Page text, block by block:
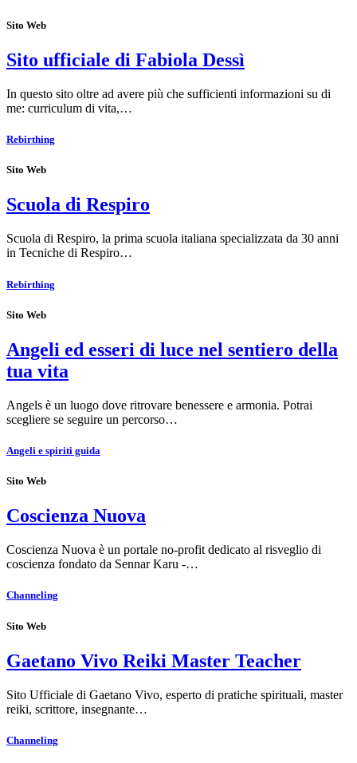
Sito Web
Sito ufficiale di Fabiola Dessì
In questo sito oltre ad avere più che sufficienti informazioni su di
me: curriculum di vita,…
Rebirthing
Sito Web
Scuola di Respiro
Scuola di Respiro, la prima scuola italiana specializzata da 30 anni
in Tecniche di Respiro…
Rebirthing
Sito Web
Angeli ed esseri di luce nel sentiero della
tua vita
Angels è un luogo dove ritrovare benessere e armonia. Potrai
scegliere se seguire un percorso…
Angeli e spiriti guida
Sito Web
Coscienza Nuova
Coscienza Nuova è un portale no-profit dedicato al risveglio di
coscienza fondato da Sennar Karu -…
Channeling
Sito Web
Gaetano Vivo Reiki Master Teacher
Sito Ufficiale di Gaetano Vivo, esperto di pratiche spirituali, master
reiki, scrittore, insegnante…
Channeling